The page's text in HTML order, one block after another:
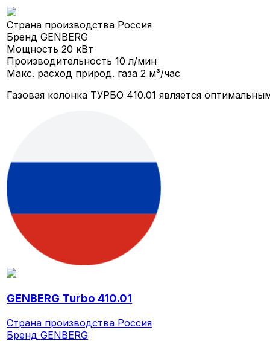
Страна производства Россия
БрендGENBERG
Мощность20 кВт
Производительность10 л/мин
Макс. расход природ. газа2 м³/час
Газовая колонка ТУРБО 410.01 является
GENBERG Turbo 410.01
Страна производства Россия
БрендGENBERG